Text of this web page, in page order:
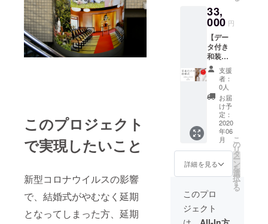
このプロジェクト
で実現したいこと
新型コロナウイルスの影響
で、結婚式がやむなく延期
となってしまった方、延期
タジオ
または
芝公園
ロケー
ション
撮影を
どちら
か選択
＜お持
ち物＞
新婦 ・
ブライ
ダルイ
ンナー
または
ラップ
レスの
ナー・
ガード
ル等 ・
カット
DVD渡
し） ※
衣装の
特殊サ
イズは
適用で
きない
場合が
ござい
ます
（男
性：身
180cm
以上ま
たはウ
以上／
13号以
上のか
は約20
着の中
からセ
レク
ト、白
無垢は
こちら
にお任
せいた
だきま
す ◯新
郎：紋
付袴1着
（S〜L
サイズ
相当）
◯新婦
ク ◯新
郎新婦
着付け
◯六つ
33,
000 円
【デー
タ付き
和装撮
影】撮
影日は
ご予約
制とな
ります
◯新
婦：白
無垢ま
たは色
打掛か
ら1着
（7〜13
号サイ
ズ相
当）：
色打掛
は約20
支援
者：
0人
お届
け予
定：
2020
年06
月
詳細を見る
こ
の
リ
タ
ー
ン
を
選
択
す
る
このプロ
ジェクト